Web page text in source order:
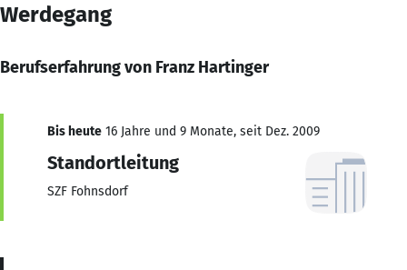
Werdegang
Berufserfahrung von Franz Hartinger
Bis heute 16 Jahre und 9 Monate, seit Dez. 2009
Standortleitung
SZF Fohnsdorf